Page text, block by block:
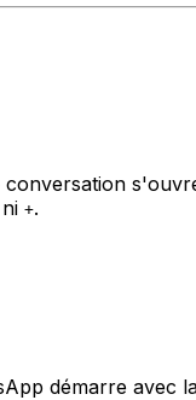
+.
démarre avec